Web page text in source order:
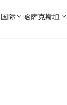
国际 哈萨克斯坦